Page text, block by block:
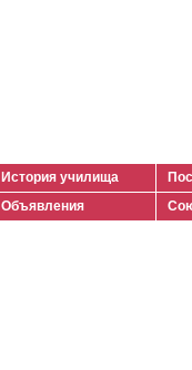
История училища
Объявления